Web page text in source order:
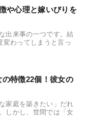
や心理と嫁いびりを
出来事の一つです。結
変わってしまうと言っ
特徴22個！彼女の
家庭を築きたい」だれ
しかし、世間では「女